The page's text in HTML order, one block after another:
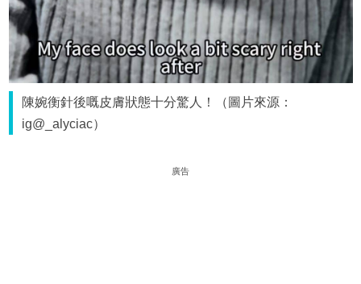
陳婉衡針後嘅皮膚狀態十分驚人！（圖片來源：
ig@_alyciac）
廣告